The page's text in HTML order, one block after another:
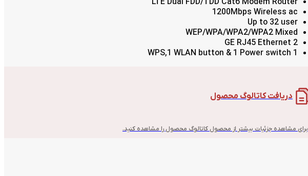
1200Mbps Wireless ac
Up to 32 user
WEP/WPA/WPA2/WPA2 Mixed
2 GE RJ45 Ethernet
1 WPS,1 WLAN button & 1 Power switch
دریافت کاتالوگ محصول
برای مشاهده جزئیات بیشتر از محصول کاتالوگ محصول را مشاهده کنید.